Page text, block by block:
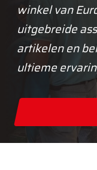
winkel van
uitgebreide
artikelen en
ultieme